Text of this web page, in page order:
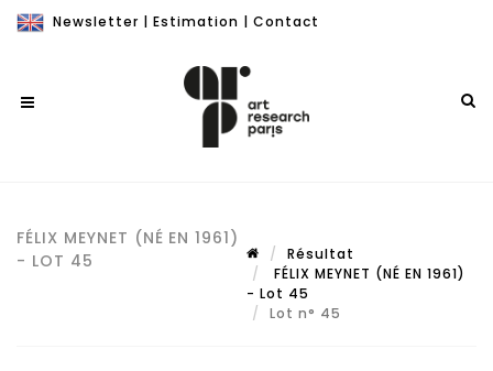
Newsletter | Estimation | Contact
FÉLIX MEYNET (NÉ EN 1961)
- LOT 45
Résultat
FÉLIX MEYNET (NÉ EN 1961)
- Lot 45
Lot n° 45